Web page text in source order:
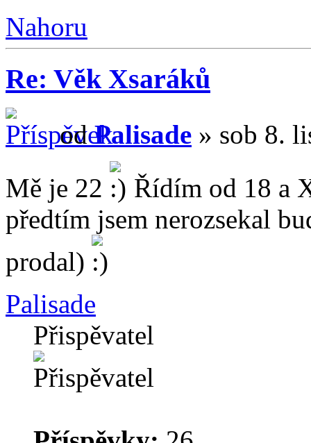
Nahoru
Re: Věk Xsaráků
odPalisade » sob 8.
Mě je 22
Řídím od 18 a
předtím jsem nerozsekal
prodal)
Palisade
Přispěvatel